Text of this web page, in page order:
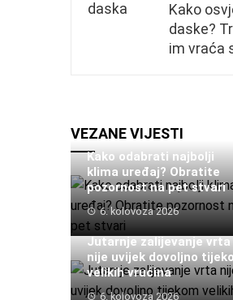
Kako
daske?
im vraća
VEZANE VIJESTI
Kako odabrati najbolji
klima uređaj? Obratite
pozornost na pet stvari
6. kolovoza 2026
Jutarnje zalijevanje vrta
nije uvijek dovoljno
velikih vrućina
6. kolovoza 2026